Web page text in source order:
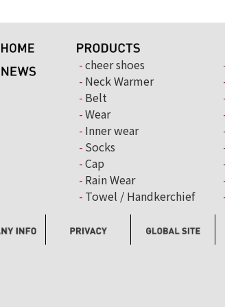
cheer shoes
Neck Warmer
Belt
Wear
Inner wear
Socks
Cap
Rain Wear
Towel / Handkerchief